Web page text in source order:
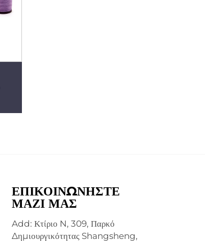
ΕΠΙΚΟΙΝΩΝΉΣΤΕ
ΜΑΖΊ ΜΑΣ
Add: Κτίριο N, 309, Παρκό
Δημιουργικότητας Shangsheng,